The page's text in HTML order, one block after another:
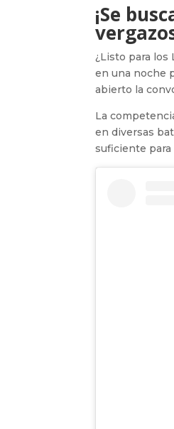
¡Se
¿Listo para los
en una noche
abierto la
La
en diversas
suficiente para